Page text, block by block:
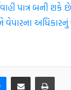
પાત્ર બની શકે છે:
વેપારના
Messenger
Share via EmailPrint